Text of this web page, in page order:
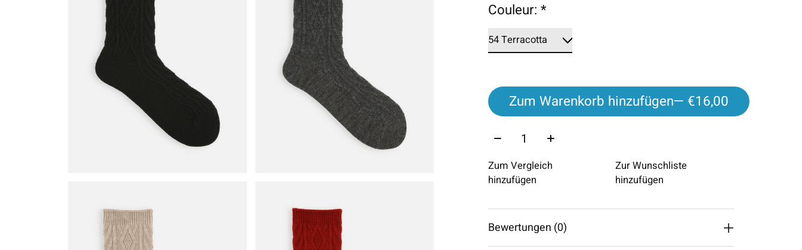
Couleur:*
Zum Warenkorb hinzufügen
— €16,00
Menge:
Zum Vergleich
hinzufügen
Zur Wunschliste
hinzufügen
Bewertungen (0)